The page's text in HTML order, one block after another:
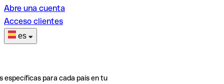
Abre una cuenta
Acceso clientes
es
específicas para cada país en tu